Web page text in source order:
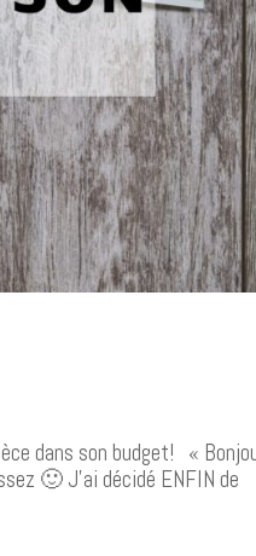
dans son budget! «
🙂 J’ai décidé ENFIN de